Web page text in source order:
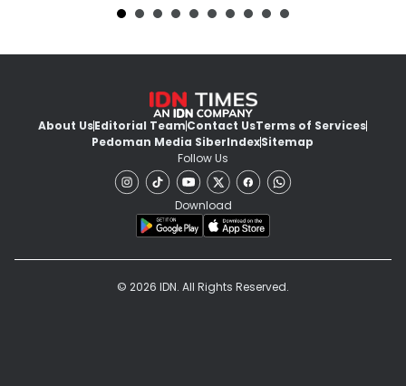
About UsEditorial TeamContact UsTerms of Services
Pedoman Media SiberIndexSitemap
Follow Us
Download
© 2026 IDN. All Rights Reserved.